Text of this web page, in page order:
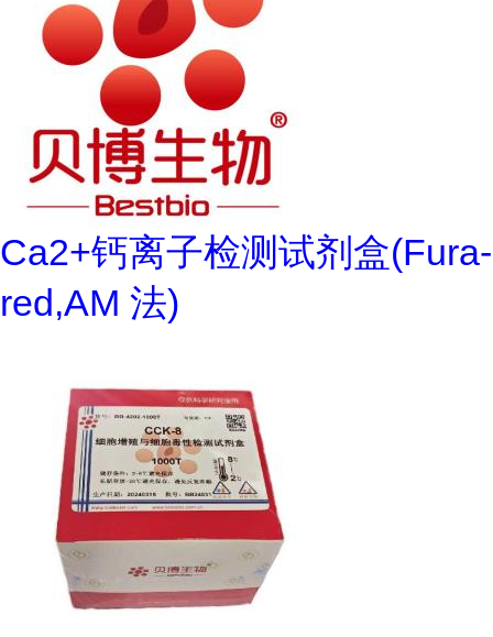
Ca2+钙离子检测试剂盒(Fura-
red,AM 法)